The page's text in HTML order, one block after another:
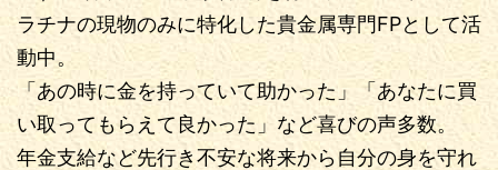
ラチナの現物のみに特化した貴金属専門FPとして活
動中。
「あの時に金を持っていて助かった」「あなたに買
い取ってもらえて良かった」など喜びの声多数。
年金支給など先行き不安な将来から自分の身を守れ